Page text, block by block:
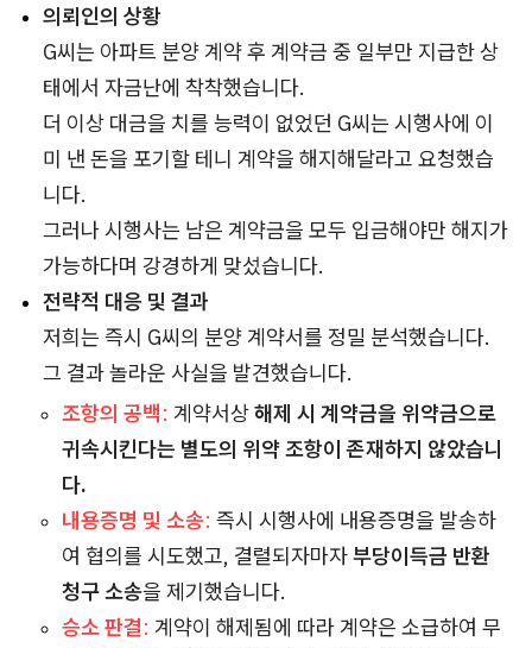
의뢰인의 상황
G씨는 아파트 분양 계약 후 계약금 중 일부만 지급한 상
태에서 자금난에 착착했습니다.
더 이상 대금을 치를 능력이 없었던 G씨는 시행사에 이
미 낸 돈을 포기할 테니 계약을 해지해달라고 요청했습
니다.
그러나 시행사는 남은 계약금을 모두 입금해야만 해지가
가능하다며 강경하게 맞섰습니다.
전략적 대응 및 결과
저희는 즉시 G씨의 분양 계약서를 정밀 분석했습니다.
그 결과 놀라운 사실을 발견했습니다.
조항의 공백: 계약서상해제 시 계약금을 위약금으로
귀속시킨다는 별도의 위약 조항이 존재하지 않았습니
다.
내용증명 및 소송: 즉시 시행사에 내용증명을 발송하
여 협의를 시도했고, 결렬되자마자부당이득금 반환
청구 소송을 제기했습니다.
승소 판결: 계약이 해제됨에 따라 계약은 소급하여 무